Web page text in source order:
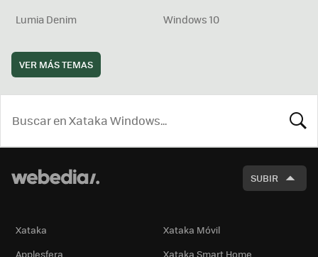
Lumia Denim
Windows 10
VER MÁS TEMAS
SUBIR
Xataka
Xataka Móvil
Applesfera
Xataka Smart Home